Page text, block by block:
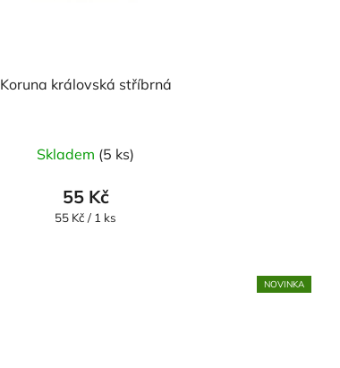
Koruna královská stříbrná
Skladem (5 ks)
55 Kč
Měrná
55 Kč / 1 ks
NOVINKA